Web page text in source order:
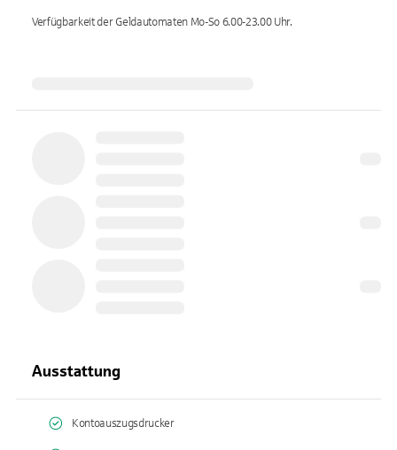
Verfügbarkeit der Geldautomaten Mo-So 6.00-23.00Uhr.
Ausstattung
Kontoauszugsdrucker